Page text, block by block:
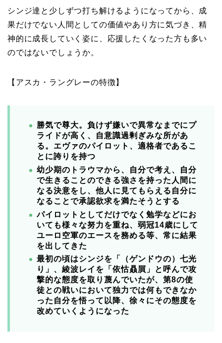
シンジ達と少しずつ打ち解けるようになってから、成
果だけでない人間としての価値やあり方に気づき、精
神的に成長していく姿に、応援したくなった方も多い
のではないでしょうか。
【アスカ・ラングレーの特徴】
勝気で尊大。 負けず嫌いで異常なまでにプ
ライドが高く、自意識過剰ぎみな所があ
る。 エヴァのパイロット、適格者であるこ
とに誇りを持つ
幼少期のトラウマから、自分で考え、自分
で生きることのできる強さを持った人間に
なる決意をし、他人に見てもらえる自分に
なることで承認欲求を満たそうとする
パイロットとしてだけでなく勉学などにお
いても様々な努力を重ね、弱冠14歳にして
ユーロ空軍のエースを務める等、常に結果
を出してきた
最初の頃はシンジを「（ゲンドウの）七光
り」、綾波レイを「依怙贔屓」と呼んで攻
撃的な態度を取り蔑んでいたが、第8の使
徒との戦いにおいて独力では何もできなか
った自分を悟って以降、徐々にその態度を
改めていくようになった